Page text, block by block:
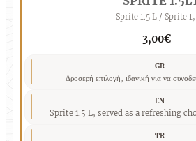
Sprite 1.5 L / Sprite
3,00€
GR
Δροσερή επιλογή, ιδανική για να
EN
Sprite 1.5 L, served as a refreshing
TR